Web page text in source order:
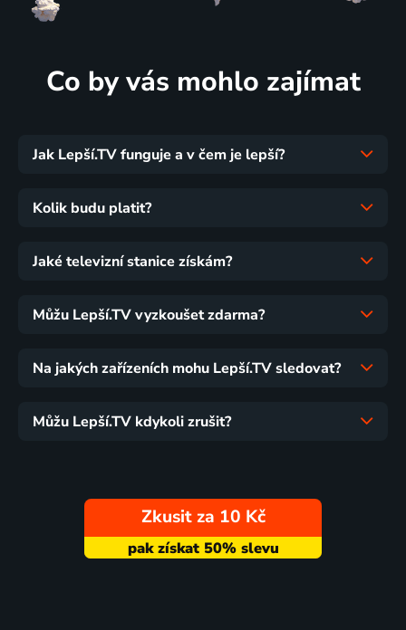
Co by vás mohlo zajímat
Jak Lepší.TV funguje a v čem je lepší?
Kolik budu platit?
Jaké televizní stanice získám?
Můžu Lepší.TV vyzkoušet zdarma?
Na jakých zařízeních mohu Lepší.TV sledovat?
Můžu Lepší.TV kdykoli zrušit?
Zkusit za 10 Kč